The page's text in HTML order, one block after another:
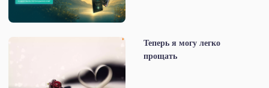
Теперь я могу легко
прощать